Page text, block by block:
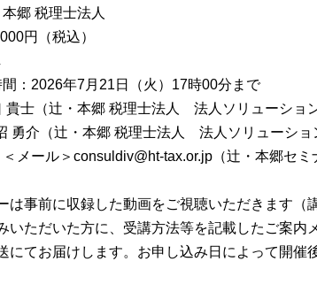
郷 税理士法人
円（税込）
：2026年7月21日（火）17時00分まで
貴士（辻・本郷 税理士法人 法人ソリューショ
勇介（辻・本郷 税理士法人 法人ソリューシ
メール＞consuldiv@ht-tax.or.jp（辻・本郷セミ
は事前に収録した動画をご視聴いただきます（
いただいた方に、受講方法等を記載したご案内
にてお届けします。お申し込み日によって開催